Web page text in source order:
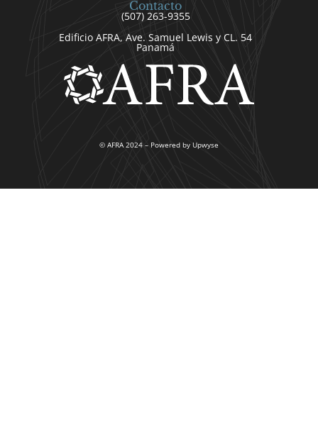
Contacto
(507) 263-9355
Edificio AFRA, Ave. Samuel Lewis y CL. 54
Panamá
© AFRA 2024 – Powered by Upwyse